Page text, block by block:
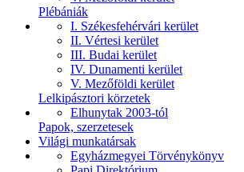
Plébániák
I. Székesfehérvári kerület
II. Vértesi kerület
III. Budai kerület
IV. Dunamenti kerület
V. Mezőföldi kerület
Lelkipásztori körzetek
Elhunytak 2003-tól
Papok, szerzetesek
Világi munkatársak
Egyházmegyei Törvénykönyv